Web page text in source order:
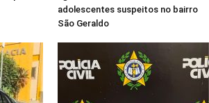
adolescentes suspeitos no bairro
São Geraldo